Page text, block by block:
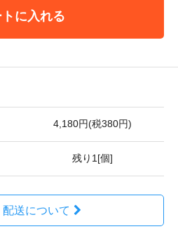
トに入れる
4,180円(税380円)
残り1[個]
送について